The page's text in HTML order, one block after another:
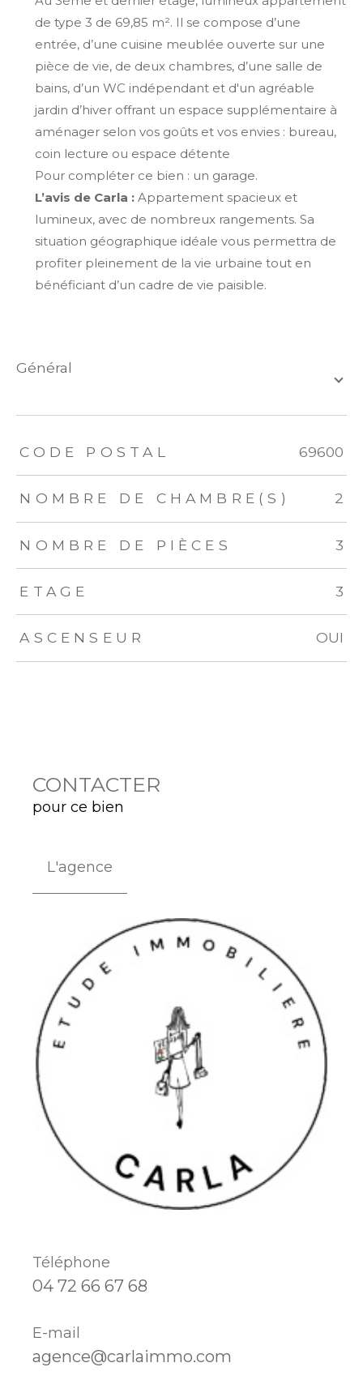
de type 3 de 69,85 m². Il se compose d’une
entrée, d’une cuisine meublée ouverte sur une
pièce de vie, de deux chambres, d’une salle de
bains, d’un WC indépendant et d'un agréable
jardin d’hiver offrant un espace supplémentaire à
aménager selon vos goûts et vos envies : bureau,
coin lecture ou espace détente
Pour compléter ce bien : un garage.
L’avis de Carla :Appartement spacieux et
lumineux, avec de nombreux rangements. Sa
situation géographique idéale vous permettra de
profiter pleinement de la vie urbaine tout en
bénéficiant d’un cadre de vie paisible.
général
TRAD_ZEPHYR_Caracteristique TRAD_ZEPHYR_Valeurs
CODE POSTAL 69600
NOMBRE DE CHAMBRE(S) 2
NOMBRE DE PIÈCES 3
ETAGE 3
ASCENSEUR OUI
CONTACTER
pour ce bien
L'agence
Téléphone
04 72 66 67 68
E-mail
agence@carlaimmo.com